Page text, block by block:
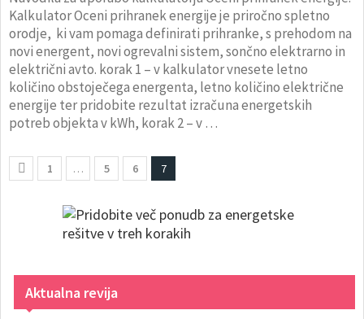
Kalkulator Oceni prihranek energije je priročno spletno
orodje, ki vam pomaga definirati prihranke, s prehodom na
novi energent, novi ogrevalni sistem, sončno elektrarno in
električni avto. korak 1 – v kalkulator vnesete letno
količino obstoječega energenta, letno količino električne
energije ter pridobite rezultat izračuna energetskih
potreb objekta v kWh, korak 2 – v …
1 … 5 6 7
Aktualna revija